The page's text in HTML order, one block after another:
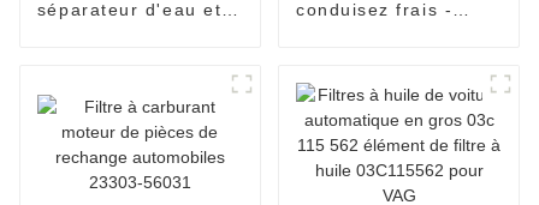
séparateur d'eau et
conduisez frais -